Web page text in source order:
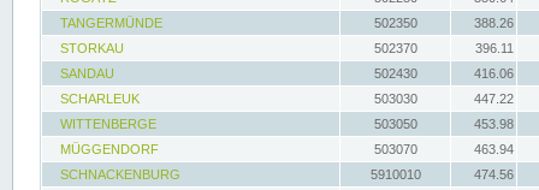
TANGERMÜNDE
502350
388.26
STORKAU
502370
396.11
SANDAU
502430
416.06
SCHARLEUK
503030
447.22
WITTENBERGE
503050
453.98
MÜGGENDORF
503070
463.94
SCHNACKENBURG
5910010
474.56